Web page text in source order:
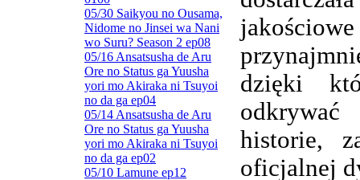
05/30 Saikyou no Ousama,
Nidome no Jinsei wa Nani
wo Suru? Season 2 ep08
05/16 Ansatsusha de Aru
Ore no Status ga Yuusha
yori mo Akiraka ni Tsuyoi
no da ga ep04
05/14 Ansatsusha de Aru
Ore no Status ga Yuusha
yori mo Akiraka ni Tsuyoi
no da ga ep02
05/10 Lamune ep12
dzięki
historie,
oficjalnej